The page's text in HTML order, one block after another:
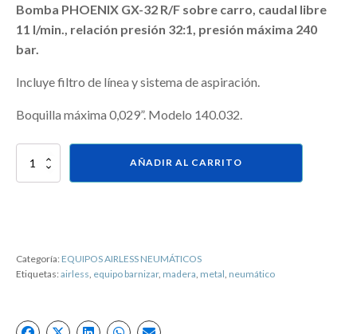
Bomba PHOENIX GX-32 R/F sobre carro, caudal libre
11 l/min., relación presión 32:1, presión máxima 240
bar.
Incluye filtro de línea y sistema de aspiración.
Boquilla máxima 0,029”. Modelo 140.032.
Bomba
PHOENIX
cantidad
AÑADIR AL CARRITO
Categoría: EQUIPOS AIRLESS NEUMÁTICOS
Etiquetas: airless equipo barnizar, madera metal neumático